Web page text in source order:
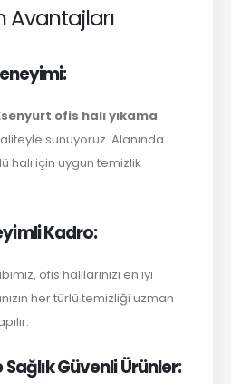
Avantajları
ofis halı yıkama
sunuyoruz. Alanında
halı için uygun temizlik
Kadro:
ofis halılarınızı en iyi
her türlü temizliği uzman
Güvenli Ürünler: